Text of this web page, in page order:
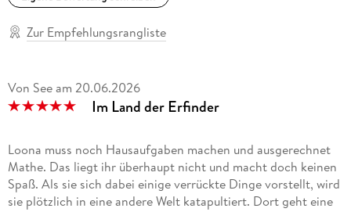
Zur Empfehlungsrangliste
Von See am 20.06.2026
Im Land der Erfinder
Loona muss noch Hausaufgaben machen und ausgerechnet
Mathe. Das liegt ihr überhaupt nicht und macht doch keinen
Spaß. Als sie sich dabei einige verrückte Dinge vorstellt, wird
sie plötzlich in eine andere Welt katapultiert. Dort geht eine